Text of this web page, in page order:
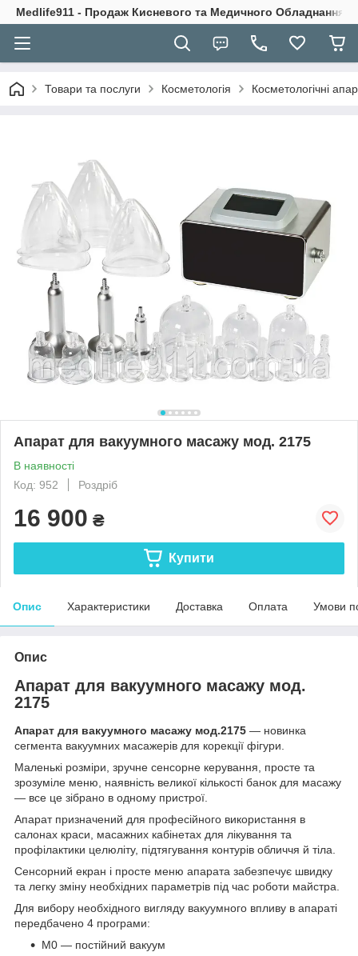
Medlife911 - Продаж Кисневого та Медичного Обладнання
Товари та послуги Косметологія Косметологічні
Апарат для вакуумного масажу мод. 2175
В наявності
Код: 952
Роздріб
16 900 ₴
Купити
Опис Характеристики Доставка Оплата Умови
Опис
Апарат для вакуумного масажу мод.
2175
Апарат для вакуумного масажу мод.2175 — новинка
сегмента вакуумних масажерів для корекції фігури.
Маленькі розміри, зручне сенсорне керування, просте та
зрозуміле меню, наявність великої кількості банок для масажу
— все це зібрано в одному пристрої.
Апарат призначений для професійного використання в
салонах краси, масажних кабінетах для лікування та
профілактики целюліту, підтягування контурів обличчя й тіла.
Сенсорний екран і просте меню апарата забезпечує швидку
та легку зміну необхідних параметрів під час роботи майстра.
Для вибору необхідного вигляду вакуумного впливу в апараті
передбачено 4 програми:
М0 — постійний вакуум